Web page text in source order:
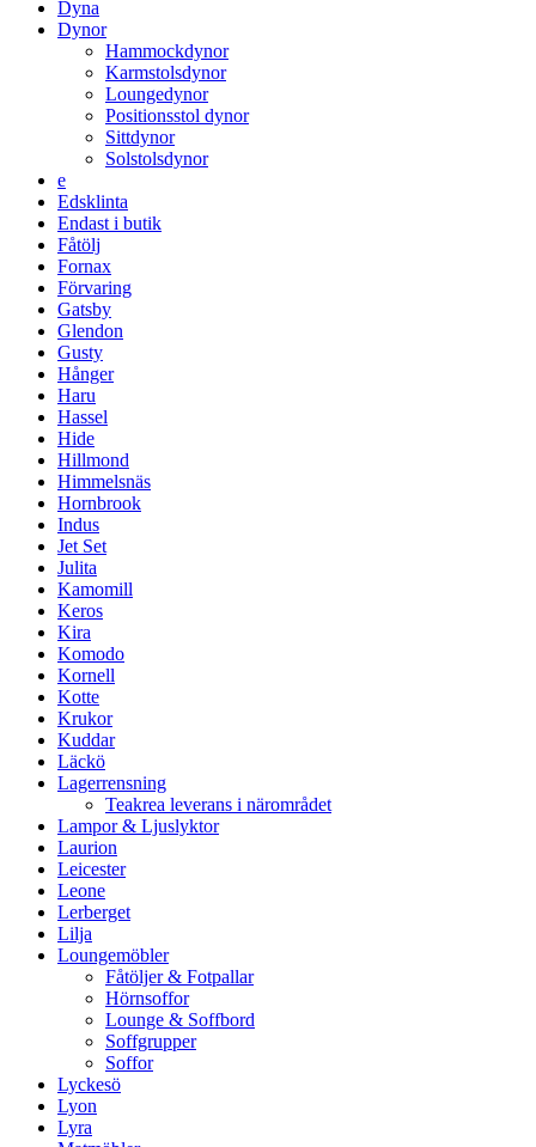
Dyna
Dynor
Hammockdynor
Karmstolsdynor
Loungedynor
Positionsstol dynor
Sittdynor
Solstolsdynor
e
Edsklinta
Endast i butik
Fåtölj
Fornax
Förvaring
Gatsby
Glendon
Gusty
Hånger
Haru
Hassel
Hide
Hillmond
Himmelsnäs
Hornbrook
Indus
Jet Set
Julita
Kamomill
Keros
Kira
Komodo
Kornell
Kotte
Krukor
Kuddar
Läckö
Lagerrensning
Teakrea leverans i närområdet
Lampor & Ljuslyktor
Laurion
Leicester
Leone
Lerberget
Lilja
Loungemöbler
Fåtöljer & Fotpallar
Hörnsoffor
Lounge & Soffbord
Soffgrupper
Soffor
Lyckesö
Lyon
Lyra